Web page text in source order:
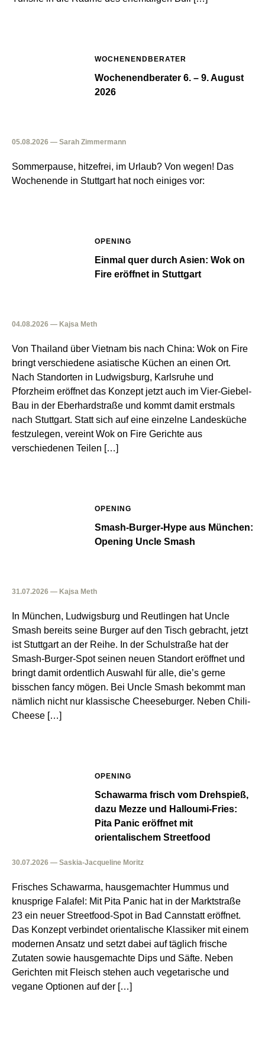
WOCHENENDBERATER
Wochenendberater 6. – 9. August
2026
05.08.2026 — Sarah Zimmermann
Sommerpause, hitzefrei, im Urlaub? Von wegen! Das
Wochenende in Stuttgart hat noch einiges vor:
OPENING
Einmal quer durch Asien: Wok on
Fire eröffnet in Stuttgart
04.08.2026 — Kajsa Meth
Von Thailand über Vietnam bis nach China: Wok on Fire
bringt verschiedene asiatische Küchen an einen Ort.
Nach Standorten in Ludwigsburg, Karlsruhe und
Pforzheim eröffnet das Konzept jetzt auch im Vier-Giebel-
Bau in der Eberhardstraße und kommt damit erstmals
nach Stuttgart. Statt sich auf eine einzelne Landesküche
festzulegen, vereint Wok on Fire Gerichte aus
verschiedenen Teilen […]
OPENING
Smash-Burger-Hype aus München:
Opening Uncle Smash
31.07.2026 — Kajsa Meth
In München, Ludwigsburg und Reutlingen hat Uncle
Smash bereits seine Burger auf den Tisch gebracht, jetzt
ist Stuttgart an der Reihe. In der Schulstraße hat der
Smash-Burger-Spot seinen neuen Standort eröffnet und
bringt damit ordentlich Auswahl für alle, die’s gerne
bisschen fancy mögen. Bei Uncle Smash bekommt man
nämlich nicht nur klassische Cheeseburger. Neben Chili-
Cheese […]
OPENING
Schawarma frisch vom Drehspieß,
dazu Mezze und Halloumi-Fries:
Pita Panic eröffnet mit
orientalischem Streetfood
30.07.2026 — Saskia-Jacqueline Moritz
Frisches Schawarma, hausgemachter Hummus und
knusprige Falafel: Mit Pita Panic hat in der Marktstraße
23 ein neuer Streetfood-Spot in Bad Cannstatt eröffnet.
Das Konzept verbindet orientalische Klassiker mit einem
modernen Ansatz und setzt dabei auf täglich frische
Zutaten sowie hausgemachte Dips und Säfte. Neben
Gerichten mit Fleisch stehen auch vegetarische und
vegane Optionen auf der […]